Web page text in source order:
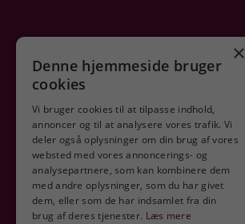
×
Denne hjemmeside bruger
cookies
Vi bruger cookies til at tilpasse indhold,
annoncer og til at analysere vores trafik. Vi
deler også oplysninger om din brug af vores
websted med vores annoncerings- og
analysepartnere, som kan kombinere dem
med andre oplysninger, som du har givet
dem, eller som de har indsamlet fra din
brug af deres tjenester. Læs mere